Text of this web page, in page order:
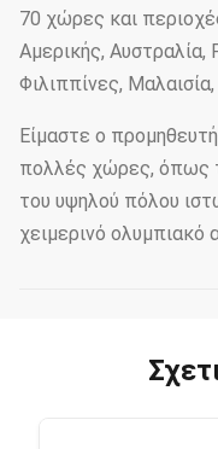
70 χώρες και
Αμερικής, Αυστραλία,
Φιλιππίνες,
Είμαστε ο
πολλές χώρες, όπως
του υψηλού πόλου
χειμερινό